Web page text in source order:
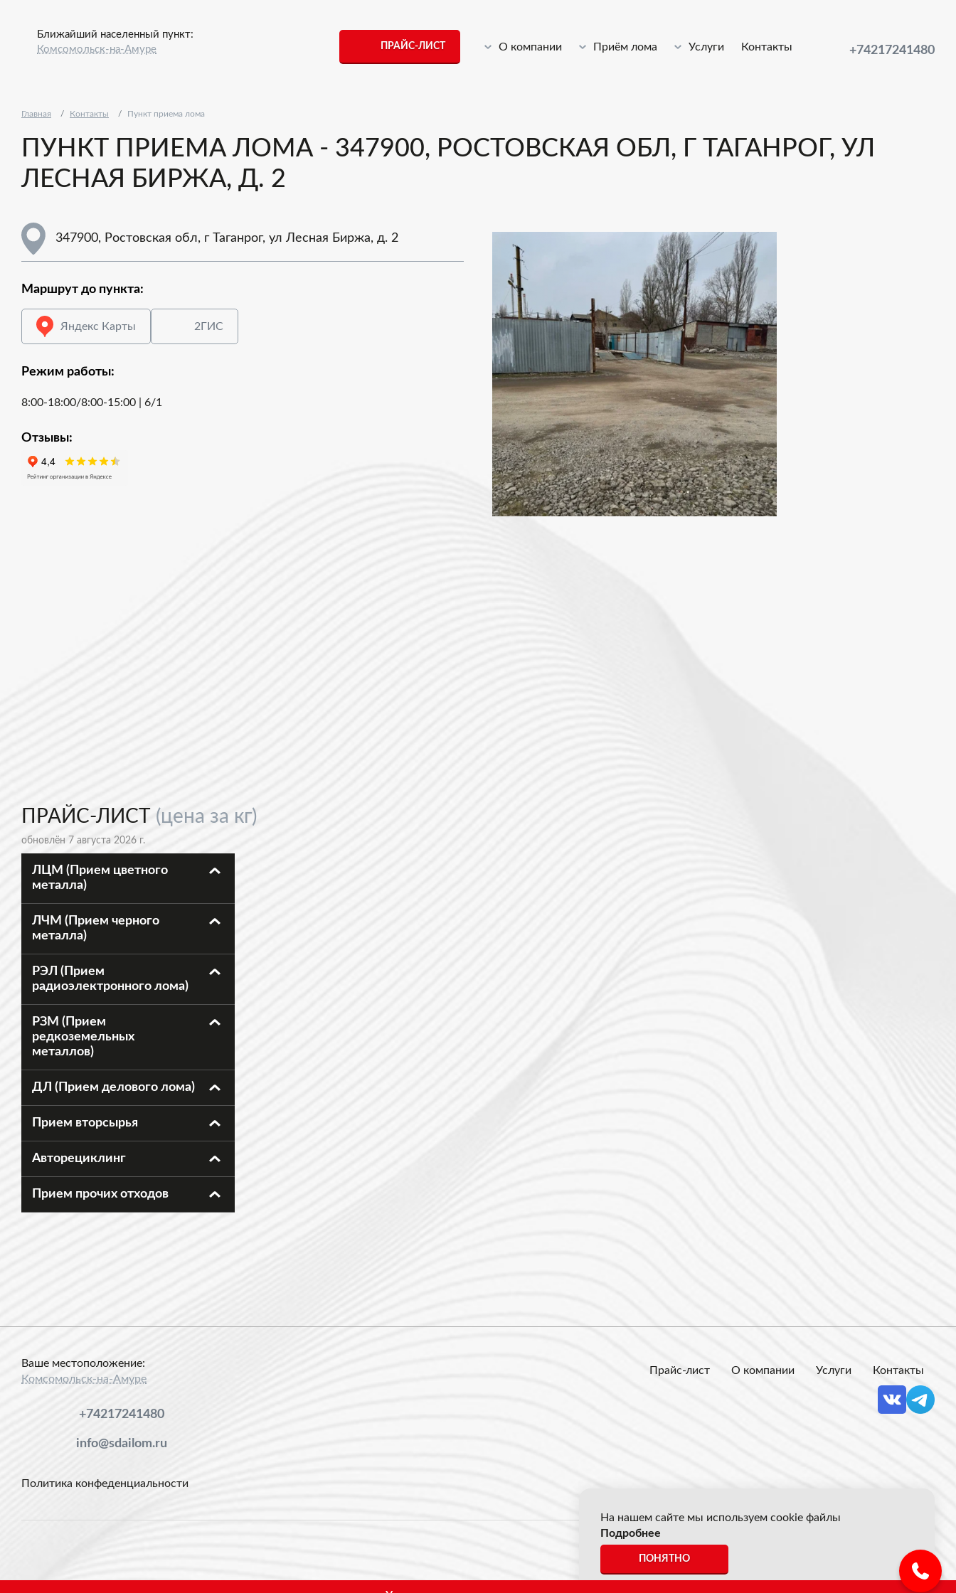
Ближайший населенный пункт:
Комсомольск-на-Амуре
ПРАЙС-ЛИСТ О компании Приём лома Услуги Контакты +74217241480
Главная Контакты Пункт приема лома
ПУНКТ ПРИЕМА ЛОМА - 347900, РОСТОВСКАЯ ОБЛ, Г ТАГАНРОГ, УЛ
ЛЕСНАЯ БИРЖА, Д. 2
347900, Ростовская обл, г Таганрог, ул Лесная Биржа, д. 2
Маршрут до пункта:
Яндекс Карты 2ГИС
Режим работы:
8:00-18:00/8:00-15:00 | 6/1
Отзывы:
ПРАЙС-ЛИСТ (цена за кг)
обновлён 7 августа 2026 г.
ЛЦМ (Прием цветного
металла)
ЛЧМ (Прием черного
металла)
РЭЛ (Прием
радиоэлектронного лома)
РЗМ (Прием
редкоземельных
металлов)
ДЛ (Прием делового лома)
Прием вторсырья
Авторециклинг
Прием прочих отходов
Ваше местоположение:
Комсомольск-на-Амуре
+74217241480
info@sdailom.ru
Политика конфеденциальности
Прайс-лист О компании Услуги Контакты
© 2026 Акрон Скрап
*Все цены указанные на сайте не являются публичной офертой.
На нашем сайте мы используем cookie файлы
Подробнее
ПОНЯТНО